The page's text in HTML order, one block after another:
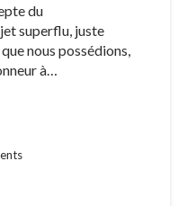
du
superflu, juste
nous possédions,
à…